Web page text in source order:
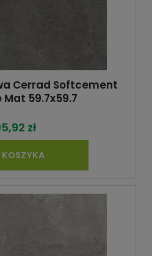
Cerrad Softcement
59.7x59.7
zł
KOSZYKA